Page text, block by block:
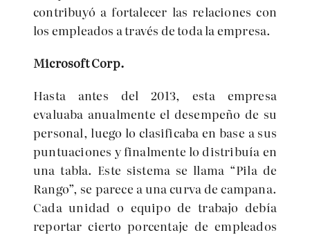
contribuyó a fortalecer las relaciones con
los empleados a través de toda la empresa.
Microsoft Corp.
Hasta antes del 2013, esta empresa
evaluaba anualmente el desempeño de su
personal, luego lo clasificaba en base a sus
puntuaciones y finalmente lo distribuía en
una tabla. Este sistema se llama “Pila de
Rango”, se parece a una curva de campana.
Cada unidad o equipo de trabajo debía
reportar cierto porcentaje de empleados